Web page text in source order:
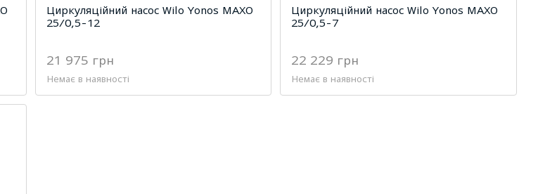
Циркуляційний насос Wilo Yonos MAXO
25/0,5-12
21 975 грн
Немає в наявності
Циркуляційний насос Wilo Yonos MAXO
25/0,5-7
22 229 грн
Немає в наявності